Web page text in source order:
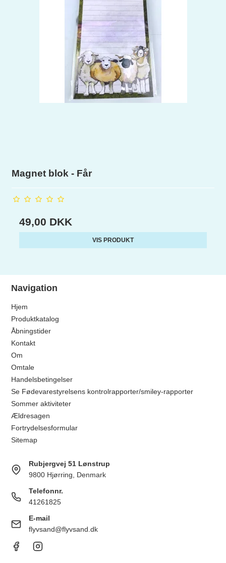
Magnet blok - Får
49,00 DKK
VIS PRODUKT
Navigation
Hjem
Produktkatalog
Åbningstider
Kontakt
Om
Omtale
Handelsbetingelser
Se Fødevarestyrelsens kontrolrapporter/smiley-rapporter
Sommer aktiviteter
Ældresagen
Fortrydelsesformular
Sitemap
Rubjergvej 51 Lønstrup
9800 Hjørring, Denmark
Telefonnr.
41261825
E-mail
flyvsand@flyvsand.dk